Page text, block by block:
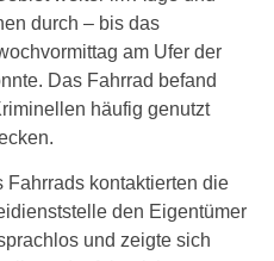
durch – bis das
am Ufer der
Das Fahrrad befand
häufig genutzt
Fahrrads kontaktierten die
den Eigentümer
und zeigte sich